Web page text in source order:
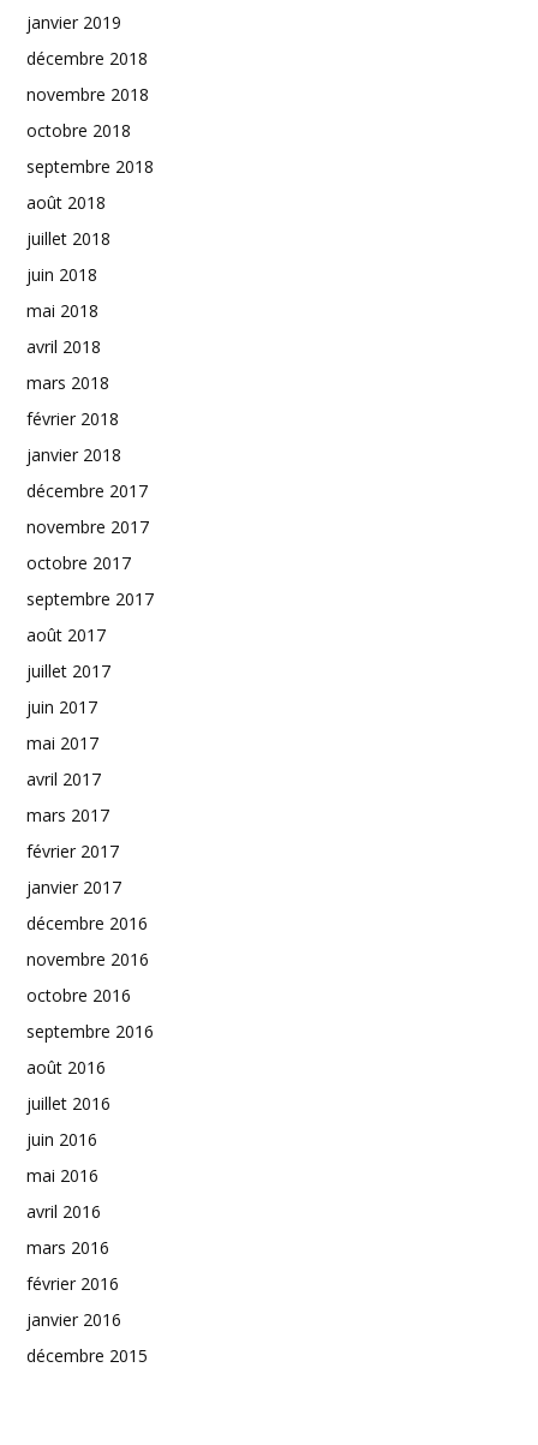
janvier 2019
décembre 2018
novembre 2018
octobre 2018
septembre 2018
août 2018
juillet 2018
juin 2018
mai 2018
avril 2018
mars 2018
février 2018
janvier 2018
décembre 2017
novembre 2017
octobre 2017
septembre 2017
août 2017
juillet 2017
juin 2017
mai 2017
avril 2017
mars 2017
février 2017
janvier 2017
décembre 2016
novembre 2016
octobre 2016
septembre 2016
août 2016
juillet 2016
juin 2016
mai 2016
avril 2016
mars 2016
février 2016
janvier 2016
décembre 2015